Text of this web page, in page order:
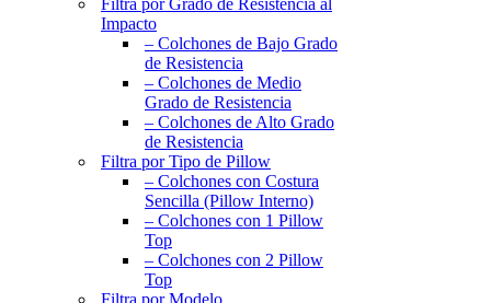
Filtra por Grado de Resistencia al
Impacto
– Colchones de Bajo Grado
de Resistencia
– Colchones de Medio
Grado de Resistencia
– Colchones de Alto Grado
de Resistencia
Filtra por Tipo de Pillow
– Colchones con Costura
Sencilla (Pillow Interno)
– Colchones con 1 Pillow
Top
– Colchones con 2 Pillow
Top
Filtra por Modelo